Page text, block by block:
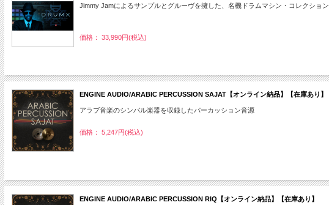
Jimmy Jamによるサンプルとグルーヴを擁した、名機ドラムマシン・コレクション
価格： 33,990円(税込)
ENGINE AUDIO/ARABIC PERCUSSION SAJAT【オンライン納品】【在庫あり】
アラブ音楽のシンバル楽器を収録したパーカッション音源
価格： 5,247円(税込)
ENGINE AUDIO/ARABIC PERCUSSION RIQ【オンライン納品】【在庫あり】